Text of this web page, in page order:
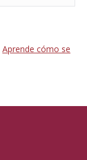
Aprende cómo se